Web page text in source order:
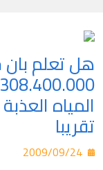
هل تعلم بان
تقريبا